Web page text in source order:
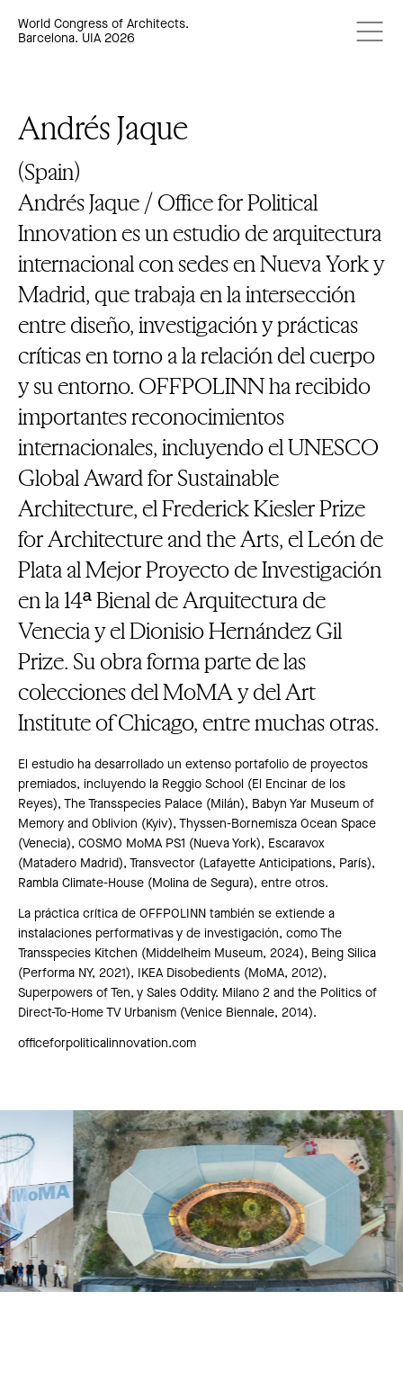
World Congress of Architects.
Barcelona. UIA 2026
Andrés Jaque
(Spain)
Andrés Jaque / Office for Political
Innovation es un estudio de arquitectura
internacional con sedes en Nueva York y
Madrid, que trabaja en la intersección
entre diseño, investigación y prácticas
críticas en torno a la relación del cuerpo
y su entorno. OFFPOLINN ha recibido
importantes reconocimientos
internacionales, incluyendo el UNESCO
Global Award for Sustainable
Architecture, el Frederick Kiesler Prize
for Architecture and the Arts, el León de
Plata al Mejor Proyecto de Investigación
en la 14ª Bienal de Arquitectura de
Venecia y el Dionisio Hernández Gil
Prize. Su obra forma parte de las
colecciones del MoMA y del Art
Institute of Chicago, entre muchas otras.
El estudio ha desarrollado un extenso portafolio de proyectos
premiados, incluyendo la Reggio School (El Encinar de los
Reyes), The Transspecies Palace (Milán), Babyn Yar Museum of
Memory and Oblivion (Kyiv), Thyssen-Bornemisza Ocean Space
(Venecia), COSMO MoMA PS1 (Nueva York), Escaravox
(Matadero Madrid), Transvector (Lafayette Anticipations, París),
Rambla Climate-House (Molina de Segura), entre otros.
La práctica crítica de OFFPOLINN también se extiende a
instalaciones performativas y de investigación, como The
Transspecies Kitchen (Middelheim Museum, 2024), Being Silica
(Performa NY, 2021), IKEA Disobedients (MoMA, 2012),
Superpowers of Ten, y Sales Oddity. Milano 2 and the Politics of
Direct-To-Home TV Urbanism (Venice Biennale, 2014).
officeforpoliticalinnovation.com